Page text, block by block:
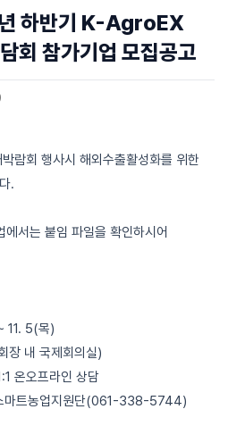
하반기 K-AgroEX
회 참가기업 모집공고
람회 행사시 해외수출활성화를 위한
.
서는 붙임 파일을 확인하시어
11. 5(목)
장 내 국제회의실)
온오프라인 상담
마트농업지원단(061-338-5744)